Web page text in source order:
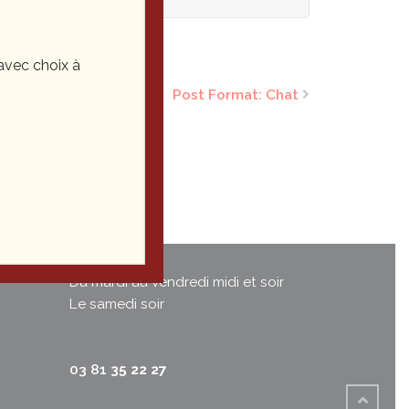
Post Format: Chat
Du mardi au vendredi midi et soir
Le samedi soir
03 81 35 22 27
choix à